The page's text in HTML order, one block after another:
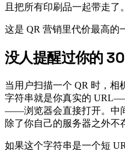
且把所有印刷品一起带走了。
这是 QR 营销里代价最高的
#
没人提醒过你的
当用户扫描一个 QR 时，相
字符串就是你真实的
——浏览器会直接打开。中
除了你自己的服务器之外不
如果这个字符串是一个短